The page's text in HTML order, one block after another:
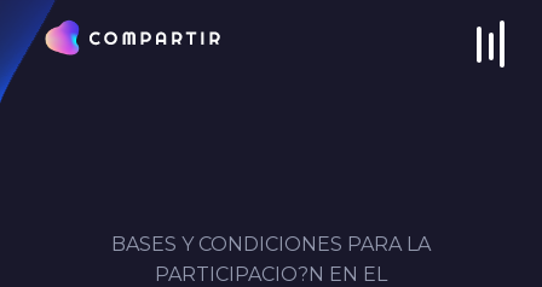
BASES Y CONDICIONES PARA LA
PARTICIPACIO?N EN EL